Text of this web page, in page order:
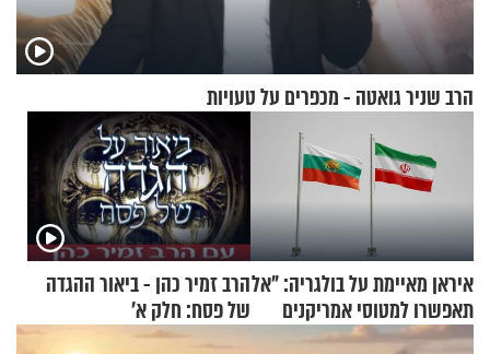
הרב שניר גואטה - מכפרים על טעויות
איראן מאיימת על בולגריה: "אל
תאפשרו למטוסי אמריקנים
להמריא מהשטח שלכם"
הרב זמיר כהן - ביאור ההגדה
של פסח: חלק א’